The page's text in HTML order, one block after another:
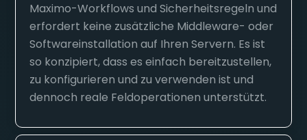
Maximo-Workflows und Sicherheitsregeln und
erfordert keine zusätzliche Middleware- oder
Softwareinstallation auf Ihren Servern. Es ist
so konzipiert, dass es einfach bereitzustellen,
zu konfigurieren und zu verwenden ist und
dennoch reale Feldoperationen unterstützt.